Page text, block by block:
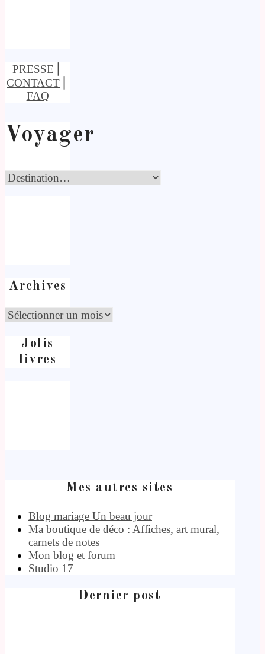
PRESSE
CONTACT
FAQ
Voyager
Archives
Jolis
livres
Mes autres sites
Blog mariage Un beau jour
Ma boutique de déco : Affiches, art mural,
carnets de notes
Mon blog et forum
Studio 17
Dernier post